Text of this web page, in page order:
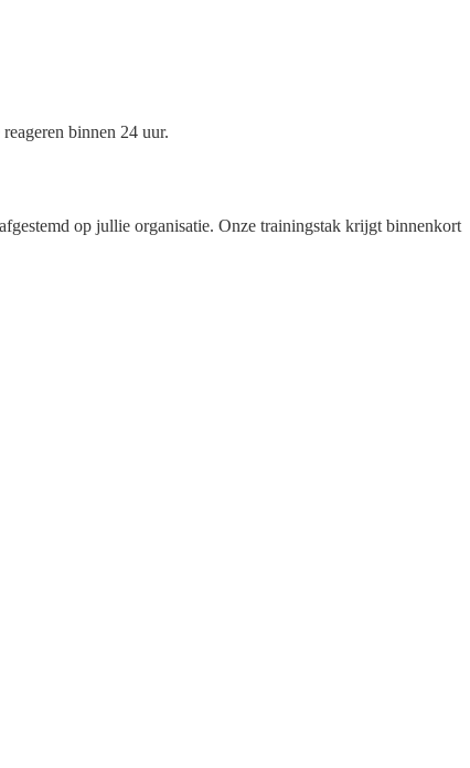
binnen 24 uur.
op jullie organisatie. Onze trainingstak krijgt binnenkort